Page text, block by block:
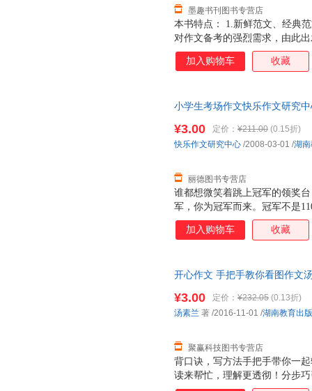
本书特点： 1.新鲜范文、经典
对作文备考的强烈需求，由此
《新5年中（高）考满分作文》
文，提供前沿的考场资讯；后
与运用》一书，其中不仅囊括
极具针对性的运用示范，让考
能力。 3.备考方法、应考方法
墨趣书刊图书专营店
加入购物车 收藏
小学生考场作文快乐作文研究
谁都想微笑着跳上冠军的领奖
军，你为冠军而来。冠军不是
88。冠军是漫长艰苦的征程，
耘，科收冬藏。获得必先付出
有勇气不断挑战自己。快来！
¥3.00 定价： ¥211.00 (0.15折)
丽德图书专营店
快乐作文研究中心 /2008-03-01 /湖
加入购物车 收藏
开心作文 手把手教你看图作文
背口诀，写方法手把手带你一
读来帮忙，理解更透彻！分步
¥3.00 定价： ¥232.05 (0.13折)
聚赢科技图书专营店
汤素兰 著 /2016-11-01 /湖南教育出